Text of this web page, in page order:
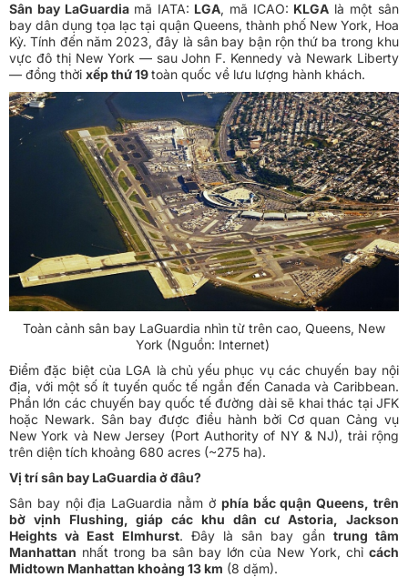
Sân bay LaGuardia mã IATA: LGA, mã ICAO: KLGA là một sân
bay dân dụng tọa lạc tại quận Queens, thành phố New York, Hoa
Kỳ. Tính đến năm 2023, đây là sân bay bận rộn thứ ba trong khu
vực đô thị New York — sau John F. Kennedy và Newark Liberty
— đồng thời xếp thứ 19toàn quốc về lưu lượng hành khách.
Toàn cảnh sân bay LaGuardia nhìn từ trên cao, Queens, New
York (Nguồn: Internet)
Điểm đặc biệt của LGA là chủ yếu phục vụ các chuyến bay nội
địa, với một số ít tuyến quốc tế ngắn đến Canada và Caribbean.
Phần lớn các chuyến bay quốc tế đường dài sẽ khai thác tại JFK
hoặc Newark. Sân bay được điều hành bởi Cơ quan Cảng vụ
New York và New Jersey (Port Authority of NY & NJ), trải rộng
trên diện tích khoảng 680 acres (~275 ha).
Vị trí sân bay LaGuardia ở đâu?
Sân bay nội địa LaGuardia nằm ở phía bắc quận Queens, trên
bờ vịnh Flushing, giáp các khu dân cư Astoria, Jackson
Heights và East Elmhurst. Đây là sân bay gần trung tâm
Manhattan nhất trong ba sân bay lớn của New York, chỉ cách
Midtown Manhattan khoảng 13 km (8 dặm).